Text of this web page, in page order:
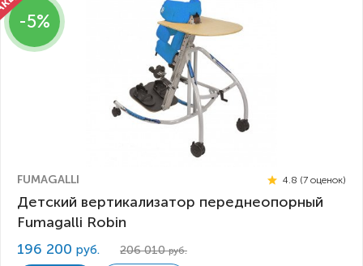
-5%
FUMAGALLI 4.8 (7 оценок)
Детский вертикализатор переднеопорный
Fumagalli Robin
196 200 руб. 206 010руб.